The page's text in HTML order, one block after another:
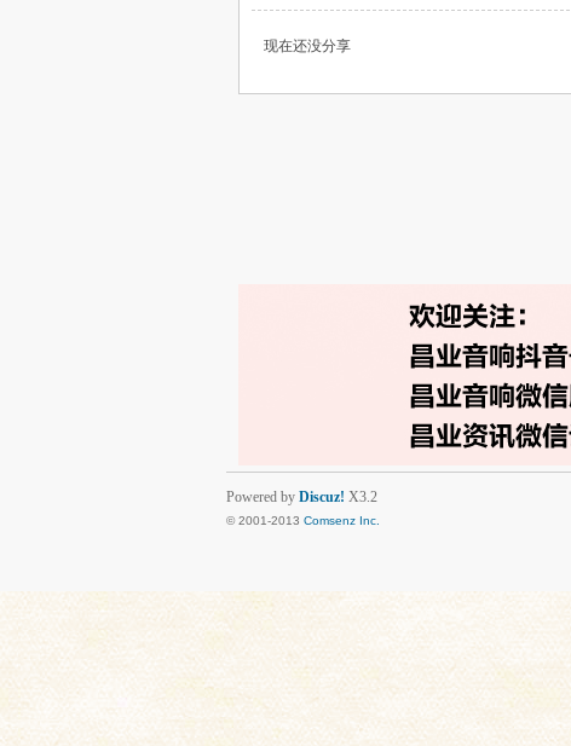
现在还没分享
Powered by Discuz! X3.2
© 2001-2013 Comsenz Inc.